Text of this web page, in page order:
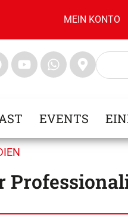
MEIN KONTO
EVENTS